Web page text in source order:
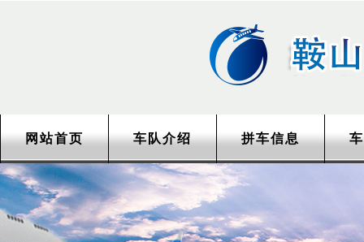
网站首页 车队介绍 拼车信息